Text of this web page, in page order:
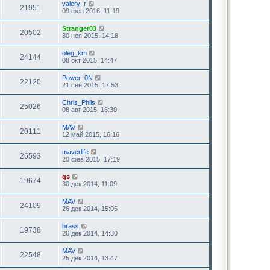
21951
valery_r
09 фев 2016, 11:19
20502
Stranger03
30 ноя 2015, 14:18
24144
oleg_km
08 окт 2015, 14:47
22120
Power_0N
21 сен 2015, 17:53
25026
Chris_Phils
08 авг 2015, 16:30
20111
MAV
12 май 2015, 16:16
26593
maverlife
20 фев 2015, 17:19
19674
gs
30 дек 2014, 11:09
24109
MAV
26 дек 2014, 15:05
19738
brass
26 дек 2014, 14:30
22548
MAV
25 дек 2014, 13:47